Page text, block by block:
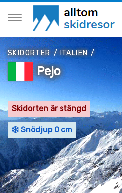
SKIDORTER/ITALIEN /
Pejo
Skidorten är stängd
Snödjup 0 cm